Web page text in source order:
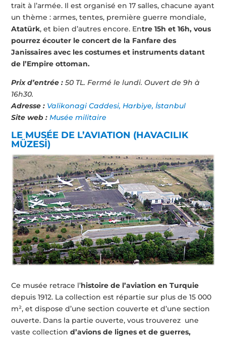
trait à l’armée. Il est organisé en 17 salles, chacune ayant
un thème : armes, tentes, première guerre mondiale,
Atatürk, et bien d’autres encore. Entre 15h et 16h, vous
pourrez écouter le concert de la Fanfare des
Janissaires avec les costumes et instruments datant
de l’Empire ottoman.
Prix d’entrée : 50 TL. Fermé le lundi. Ouvert de 9h à
16h30.
Adresse : Valikonagi Caddesi, Harbiye, İstanbul
Site web :Musée militaire
LE MUSÉE DE L’AVIATION (HAVACILIK
MÜZESİ)
Ce musée retrace l’histoire de l’aviation en Turquie
depuis 1912. La collection est répartie sur plus de 15 000
m², et dispose d’une section couverte et d’une section
ouverte. Dans la partie ouverte, vous trouverez une
vaste collectiond’avions de lignes et de guerres,